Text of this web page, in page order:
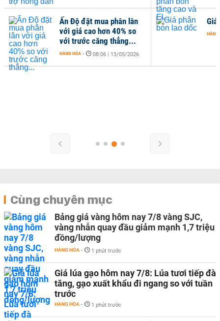
Giá
HÀNG
Ấn Độ đặt mua phân lân
với giá cao hơn 40% so
với trước căng thẳng...
HÀNG HÓA - 08:06 | 13/05/2026
Cùng chuyên mục
Bảng giá vàng hôm nay 7/8 vàng SJC,
vàng nhẫn quay đầu giảm mạnh 1,7 triệu
đồng/lượng
HÀNG HÓA - 1 phút trước
Giá lúa gạo hôm nay 7/8: Lúa tươi tiếp đà
tăng, gạo xuất khẩu đi ngang so với tuần
trước
HÀNG HÓA - 1 phút trước